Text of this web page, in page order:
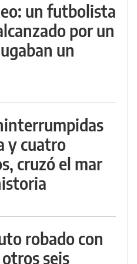
un futbolista
por un
un
y cuatro
cruzó el mar
robado con
seis